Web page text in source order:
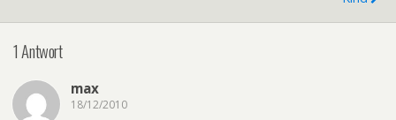
1 Antwort
max
18/12/2010